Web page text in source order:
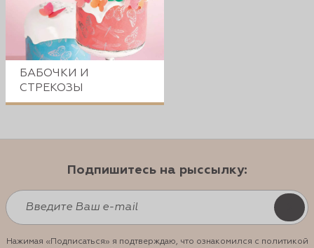
БАБОЧКИ И
СТРЕКОЗЫ
Подпишитесь на рыссылку:
Нажимая «Подписаться» я подтверждаю, что ознакомился с политикой